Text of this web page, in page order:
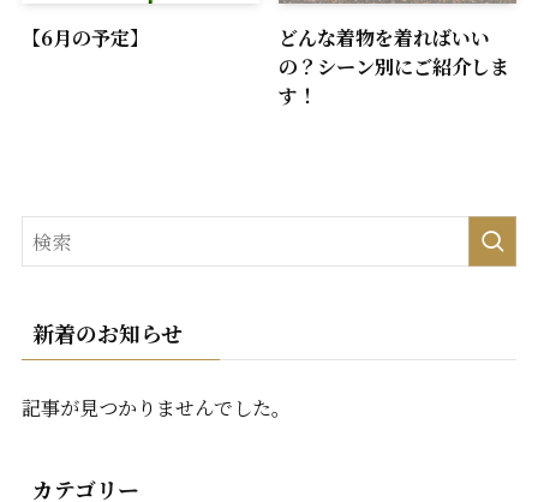
【6月の予定】
どんな着物を着ればいい
の？シーン別にご紹介しま
す！
新着のお知らせ
記事が見つかりませんでした。
カテゴリー